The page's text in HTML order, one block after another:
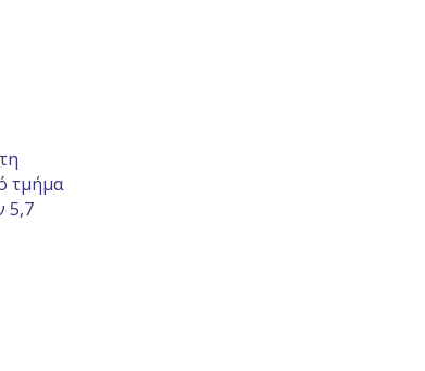
τμήμα
5,7